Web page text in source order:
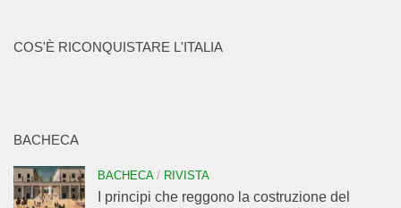
COS'È RICONQUISTARE L'ITALIA
BACHECA
BACHECA/ RIVISTA
I principi che reggono la costruzione del